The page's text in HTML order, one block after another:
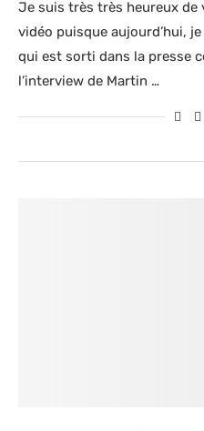
Je suis très très heureux
vidéo puisque aujourd’hui,
qui est sorti dans la presse
l’interview de Martin …